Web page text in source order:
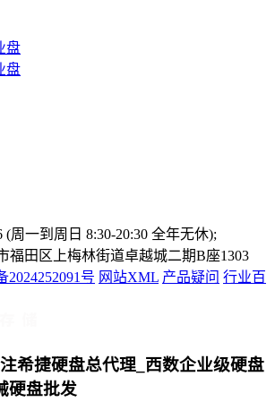
盘
盘
(周一到周日 8:30-20:30 全年无休);
福田区上梅林街道卓越城二期B座1303
2024252091号 网站XML 产品疑问 行业百
希捷硬盘总代理_西数企业级硬盘
硬盘批发